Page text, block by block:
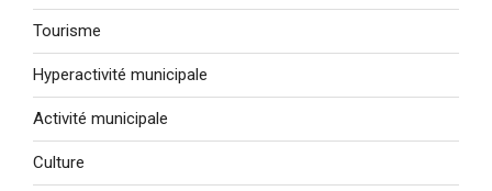
Tourisme
Hyperactivité municipale
Activité municipale
Culture